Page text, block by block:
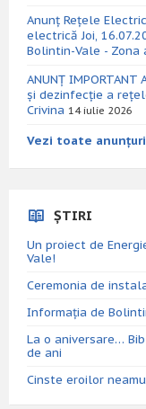
Anunț Rețele
electrică Joi,
Bolintin-Vale -
ANUNȚ IMPORTANT
și dezinfecție a
Crivina 14 iulie 2026
Vezi toate
ȘTIRI
Un proiect de
Vale!
Ceremonia de
Informația de
La o aniversare…
de ani
Cinste eroilor